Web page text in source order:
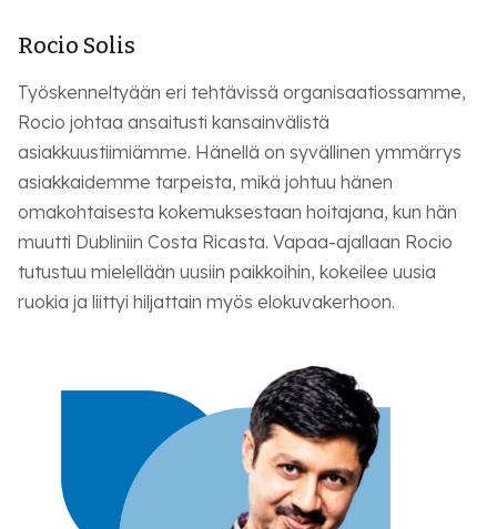
Rocio Solis
Työskenneltyään eri tehtävissä organisaatiossamme,
Rocio johtaa ansaitusti kansainvälistä
asiakkuustiimiämme. Hänellä on syvällinen ymmärrys
asiakkaidemme tarpeista, mikä johtuu hänen
omakohtaisesta kokemuksestaan hoitajana, kun hän
muutti Dubliniin Costa Ricasta. Vapaa-ajallaan Rocio
tutustuu mielellään uusiin paikkoihin, kokeilee uusia
ruokia ja liittyi hiljattain myös elokuvakerhoon.